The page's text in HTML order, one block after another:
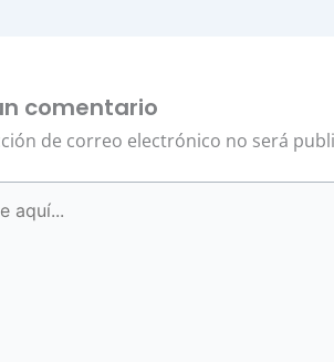
comentario
de correo electrónico no será